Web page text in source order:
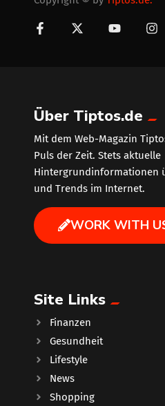
Über Tiptos.de
Mit dem Web-Magazin
Puls der Zeit. Stets aktuelle
Hintergrundinformationen
und Trends im Internet.
WORK WITH
Site Links
Finanzen
Gesundheit
Lifestyle
News
Shopping